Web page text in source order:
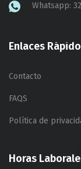
Whatsapp:
Enlaces
Contacto
FAQS
Política de
Horas